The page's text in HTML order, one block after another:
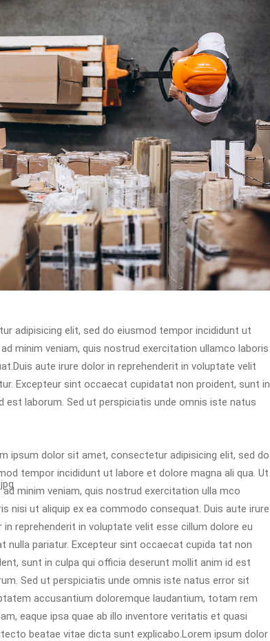
adipisicing elit, sed do eiusmod tempor incididunt ut
minim veniam, quis nostrud exercitation ullamco laboris
aute irure dolor in reprehenderit in voluptate velit
Excepteur sint occaecat cupidatat non proident, sunt in
est laborum. Sed ut perspiciatis unde omnis iste natus
ipsum dolor sit amet, consectetur adipisicing elit, sed do
tempor incididunt ut labore et dolore magna ali qua. Ut
ad minim veniam, quis nostrud exercitation ulla mco
nisi ut aliquip ex ea commodo consequat. Duis aute irure
in reprehenderit in voluptate velit esse cillum dolore eu
nulla pariatur. Excepteur sint occaecat cupida tat non
sunt in culpa qui officia deserunt mollit anim id est
Sed ut perspiciatis unde omnis iste natus error sit
accusantium doloremque laudantium, totam rem
eaque ipsa quae ab illo inventore veritatis et quasi
beatae vitae dicta sunt explicabo.Lorem ipsum dolor